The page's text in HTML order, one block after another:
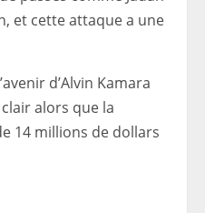
et cette attaque a une
d’Alvin Kamara
clair alors que la
14 millions de dollars